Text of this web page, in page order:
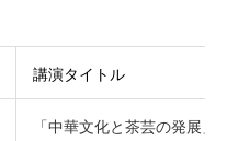
講演タイトル
「中華文化と茶芸の発展」